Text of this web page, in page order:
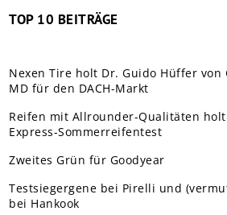
TOP 10 BEITRÄGE
Nexen Tire holt Dr. Guido Hüffer von
MD für den DACH-Markt
Reifen mit Allrounder-Qualitäten holt
Express-Sommerreifentest
Zweites Grün für Goodyear
Testsiegergene bei Pirelli und
bei Hankook